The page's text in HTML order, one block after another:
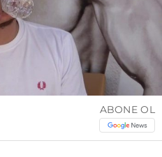
ABONE OL